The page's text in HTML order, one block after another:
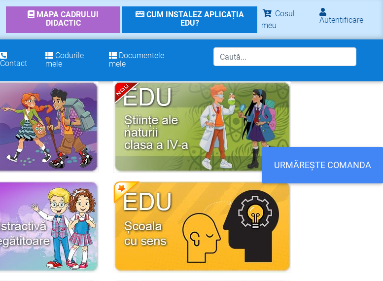
MAPA CADRULUI
DIDACTIC
CUM INSTALEZ APLICAȚIA
EDU?
Cosul
meu
Autentificare
Contact
Codurile
mele
Documentele
mele
URMĂREȘTE COMANDA